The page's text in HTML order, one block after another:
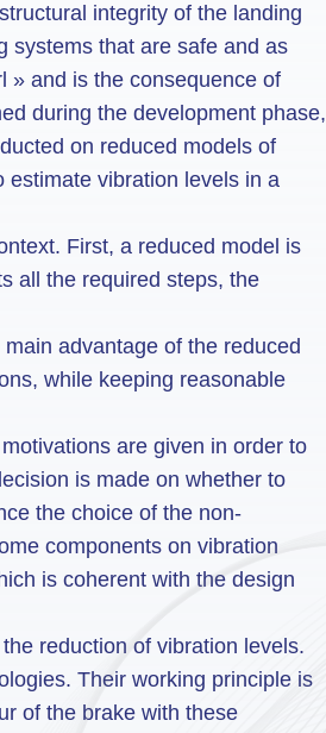
integrity of the landing
systems that are safe and as
» and is the consequence of
during the development phase,
on reduced models of
estimate vibration levels in a
First, a reduced model is
all the required steps, the
advantage of the reduced
while keeping reasonable
are given in order to
is made on whether to
the choice of the non-
components on vibration
is coherent with the design
reduction of vibration levels.
Their working principle is
of the brake with these